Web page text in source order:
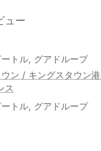
ュー
トル, グアドループ
ン / キングスタウン港
ス
トル, グアドループ